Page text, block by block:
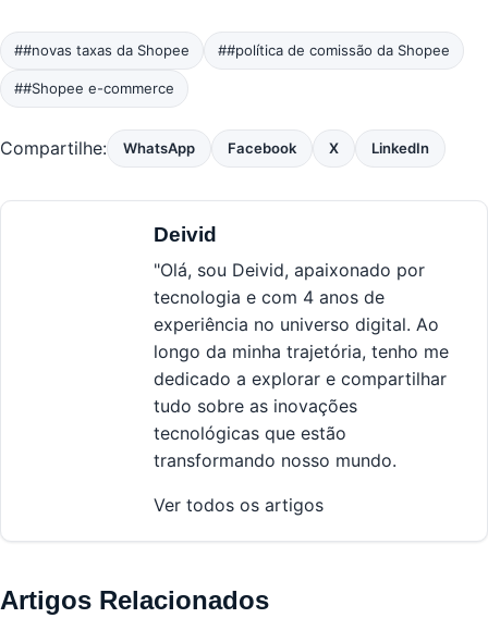
##novas taxas da Shopee ##política de comissão da Shopee
##Shopee e-commerce
Compartilhe: WhatsApp Facebook X LinkedIn
Deivid
"Olá, sou Deivid, apaixonado por
tecnologia e com 4 anos de
experiência no universo digital. Ao
longo da minha trajetória, tenho me
dedicado a explorar e compartilhar
tudo sobre as inovações
tecnológicas que estão
transformando nosso mundo.
Ver todos os artigos
Artigos Relacionados